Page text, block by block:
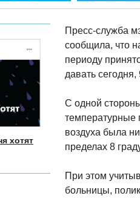
хотят
Пресс-служба
сообщила, что
периоду
давать сегодня,
С одной
температурные
воздуха была
пределах 8
При этом
больницы,